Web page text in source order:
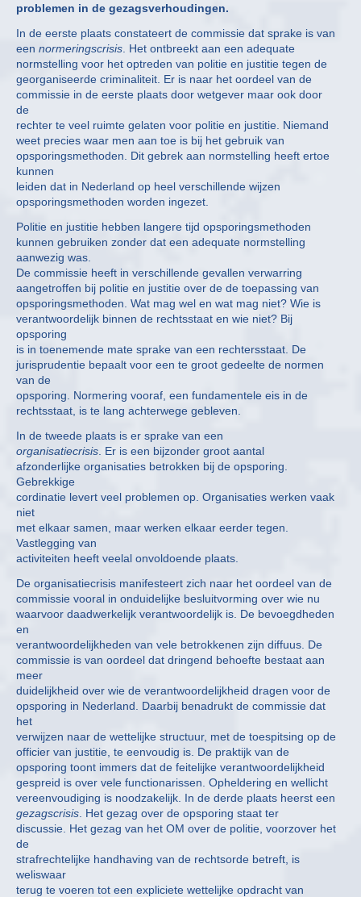
problemen in de gezagsverhoudingen.
In de eerste plaats constateert de commissie dat sprake is van
een normeringscrisis . Het ontbreekt aan een adequate
normstelling voor het optreden van politie en justitie tegen de
georganiseerde criminaliteit. Er is naar het oordeel van de
commissie in de eerste plaats door wetgever maar ook door
de
rechter te veel ruimte gelaten voor politie en justitie. Niemand
weet precies waar men aan toe is bij het gebruik van
opsporingsmethoden. Dit gebrek aan normstelling heeft ertoe
kunnen
leiden dat in Nederland op heel verschillende wijzen
opsporingsmethoden worden ingezet.
Politie en justitie hebben langere tijd opsporingsmethoden
kunnen gebruiken zonder dat een adequate normstelling
aanwezig was.
De commissie heeft in verschillende gevallen verwarring
aangetroffen bij politie en justitie over de de toepassing van
opsporingsmethoden. Wat mag wel en wat mag niet? Wie is
verantwoordelijk binnen de rechtsstaat en wie niet? Bij
opsporing
is in toenemende mate sprake van een rechtersstaat. De
jurisprudentie bepaalt voor een te groot gedeelte de normen
van de
opsporing. Normering vooraf, een fundamentele eis in de
rechtsstaat, is te lang achterwege gebleven.
In de tweede plaats is er sprake van een
organisatiecrisis . Er is een bijzonder groot aantal
afzonderlijke organisaties betrokken bij de opsporing.
Gebrekkige
cordinatie levert veel problemen op. Organisaties werken vaak
niet
met elkaar samen, maar werken elkaar eerder tegen.
Vastlegging van
activiteiten heeft veelal onvoldoende plaats.
De organisatiecrisis manifesteert zich naar het oordeel van de
commissie vooral in onduidelijke besluitvorming over wie nu
waarvoor daadwerkelijk verantwoordelijk is. De bevoegdheden
en
verantwoordelijkheden van vele betrokkenen zijn diffuus. De
commissie is van oordeel dat dringend behoefte bestaat aan
meer
duidelijkheid over wie de verantwoordelijkheid dragen voor de
opsporing in Nederland. Daarbij benadrukt de commissie dat
het
verwijzen naar de wettelijke structuur, met de toespitsing op de
officier van justitie, te eenvoudig is. De praktijk van de
opsporing toont immers dat de feitelijke verantwoordelijkheid
gespreid is over vele functionarissen. Opheldering en wellicht
vereenvoudiging is noodzakelijk. In de derde plaats heerst een
gezagscrisis . Het gezag over de opsporing staat ter
discussie. Het gezag van het OM over de politie, voorzover het
de
strafrechtelijke handhaving van de rechtsorde betreft, is
weliswaar
terug te voeren tot een expliciete wettelijke opdracht van